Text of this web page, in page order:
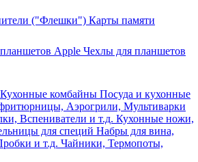
("Флешки") Карты памяти
Apple Чехлы для планшетов
комбайны Посуда и кухонные
Аэрогрили, Мультиварки
Вспениватели и т.д. Кухонные ножи,
для специй Набры для вина,
и т.д. Чайники, Термопоты,